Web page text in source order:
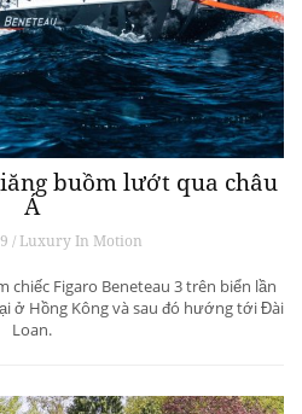
buồm lướt qua châu
Á
/ Luxury In Motion
chiếc Figaro Beneteau 3 trên biển lần
ở Hồng Kông và sau đó hướng tới Đài
Loan.